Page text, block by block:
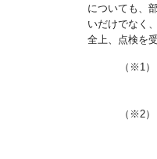
についても、
いだけでなく
全上、点検を
（※1
（※2